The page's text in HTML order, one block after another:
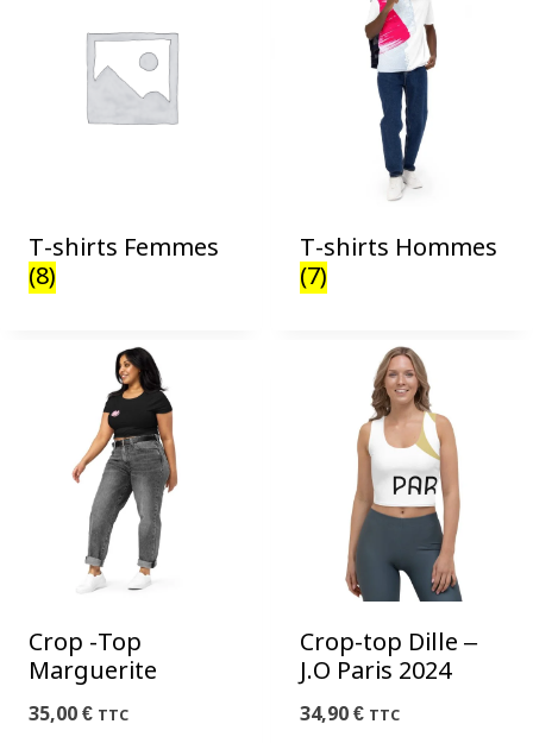
T-shirts Femmes
(8)
T-shirts Hommes
(7)
Crop -Top
Marguerite
35,00€ TTC
Crop-top Dille –
J.O Paris 2024
34,90€ TTC